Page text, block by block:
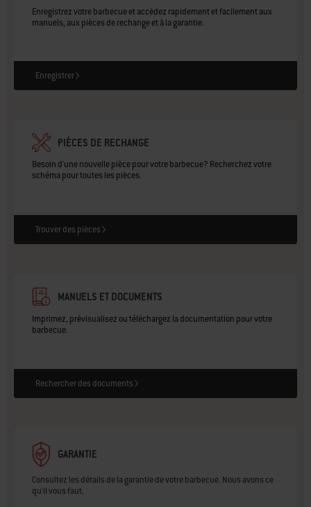
Enregistrez votre barbecue et accédez rapidement et facilement aux
manuels, aux pièces de rechange et à la garantie.
Enregistrer
PIÈCES DE RECHANGE
Besoin d'une nouvelle pièce pour votre barbecue? Recherchez votre
schéma pour toutes les pièces.
Trouver des pièces
MANUELS ET DOCUMENTS
Imprimez, prévisualisez ou téléchargez la documentation pour votre
barbecue.
Rechercher des documents
GARANTIE
Consultez les détails de la garantie de votre barbecue. Nous avons ce
qu'il vous faut.